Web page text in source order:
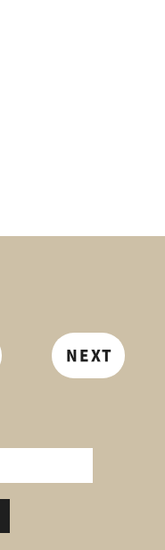
NEXT